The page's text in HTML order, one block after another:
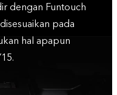
dengan Funtouch
pada
hal apapun